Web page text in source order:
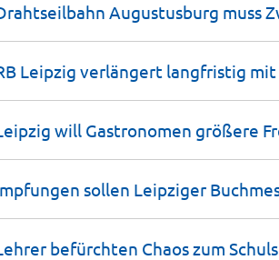
Augustusburg muss
Leipzig verlängert langfristig mit
will Gastronomen größere
sollen Leipziger
befürchten Chaos zum